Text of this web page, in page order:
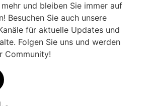
und bleiben Sie immer auf
Besuchen Sie auch unsere
für aktuelle Updates und
Folgen Sie uns und werden
Community!